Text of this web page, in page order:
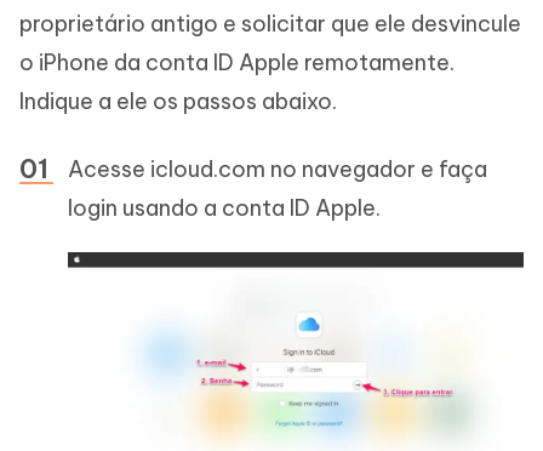
proprietário antigo e solicitar que ele desvincule
o iPhone da conta ID Apple remotamente.
Indique a ele os passos abaixo.
Acesse icloud.com no navegador e faça
login usando a conta ID Apple.